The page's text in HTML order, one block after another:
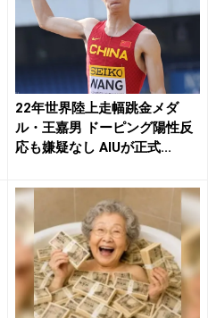
22年世界陸上走幅跳金メダ
ル・王嘉男 ドーピング陽性反
応も嫌疑なし AIUが正式...